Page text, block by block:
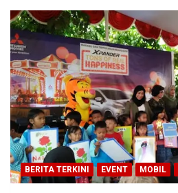
BERITA TERKINI EVENT MOBIL